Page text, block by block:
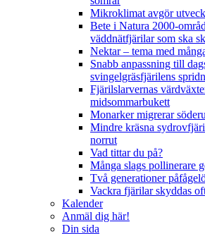
Mikroklimat avgör
Bete i Natura 2000-
väddnätfjärilar som ska
Nektar – tema med
Snabb anpassning till
svingelgräsfjärilens
Fjärilslarvernas
midsommarbukett
Monarker migrerar
Mindre kräsna
norrut
Vad tittar du på?
Många slags pollinerare
Två generationer
Vackra fjärilar skyddas
Kalender
Anmäl dig här!
Din sida